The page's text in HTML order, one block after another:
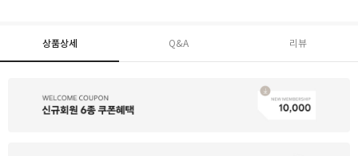
상품상세 Q&A 리뷰